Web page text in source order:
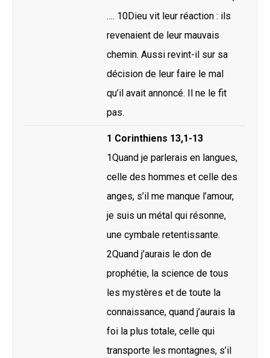
…. 10Dieu vit leur réaction : ils
revenaient de leur mauvais
chemin. Aussi revint-il sur sa
décision de leur faire le mal
qu’il avait annoncé. Il ne le fit
pas.
1 Corinthiens 13,1-13
1Quand je parlerais en langues,
celle des hommes et celle des
anges, s’il me manque l’amour,
je suis un métal qui résonne,
une cymbale retentissante.
2Quand j’aurais le don de
prophétie, la science de tous
les mystères et de toute la
connaissance, quand j’aurais la
foi la plus totale, celle qui
transporte les montagnes, s’il